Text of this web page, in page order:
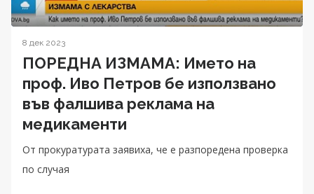
8 дек 2023
ПОРЕДНА ИЗМАМА: Името на
проф. Иво Петров бе използвано
във фалшива реклама на
медикаменти
От прокуратурата заявиха, че е разпоредена проверка
по случая